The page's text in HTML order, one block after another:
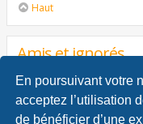
En poursuivant votre
acceptez l’utilisation
de bénéficier d’une
Haut
Amis et ignorés
À quoi sert ma liste
Vous pouvez utiliser ces